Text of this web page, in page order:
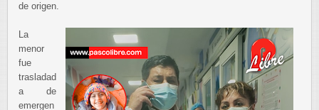
de origen.
La
menor
fue
trasladad
a de
emergen